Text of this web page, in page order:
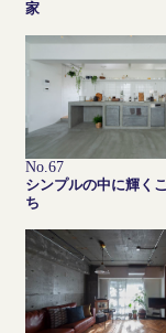
家
No.67
シンプルの中に輝く
ち